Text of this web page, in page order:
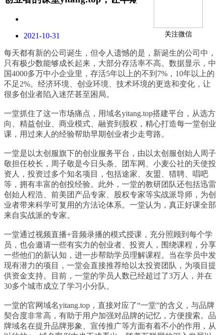
关注微信
2021-10-31
每天都有新的公司诞生，但令人遗憾的是，新诞生的公司中，
只有极少数能够成长起来，大部分存活率不高。数据显示，中
国4000多万中小企业里，存活5年以上的不到7%，10年以上的
不足2%。经济环境、创业环境、技术环境的更迭和变化，让
很多创业者陷入迷茫甚至困局。
一堂抓住了这一市场痛点，用域名yitang.top搭建平台，从选方
向、精益创业、商业模式、融资到股权，精心打造每一堂创业
课，用过来人的经验帮助早期创业者少走弯路。
一堂是以太创服旗下的创业服务平台，由以太创服创始人周子
敬担任校长，周子敬是今日头条、团车网、小麦公社的天使投
资人，投资过多个知名项目，包括途家、友盟、猎聘、唱吧
等，拥有丰富的创投经验。此外，一堂的教研团队还包括迅雷
创始人程浩、前美团产品专家、股权专家等实战派导师，为创
业者带来科学可复用的方法论体系。一堂认为，真正好课全部
来自实战派的专家。
一堂通过视频直播+音频录播的模式授课，充分照顾到每个学
员，也会邀请一些有实力的创业者、投资人，围绕课程，分享
一些他们的新认知，进一步帮助学员理解课程。当在学员中发
现有潜力的项目，一堂会直接推荐给以太投资团队，为项目提
供资金支持。目前，一堂的学员人数已经超过了3万人，并在
30多个城市成立了学习小分队。
一堂的官网域名yitang.top，直接对应了“一堂”的含义，与品牌
契合度非常高，有助于用户加强对品牌的记忆，方便搜索。品
牌域名在提升品牌形象、宣传推广等方面有着不小的作用，从